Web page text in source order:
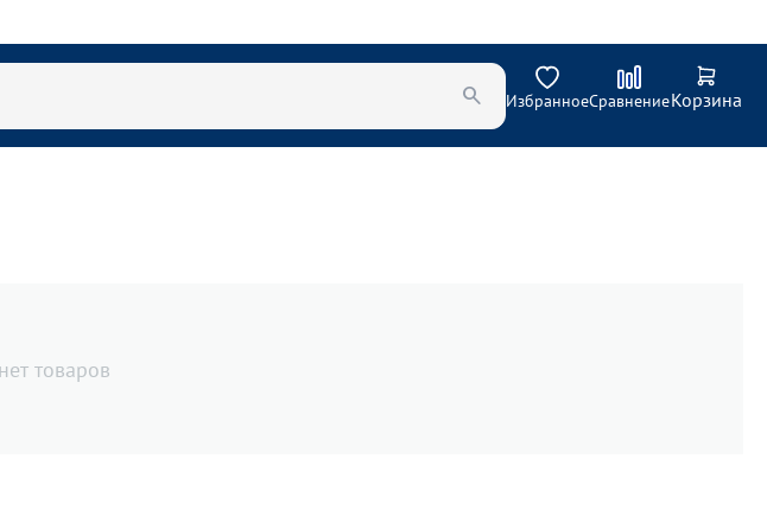
ИзбранноеСравнениеКорзина
товаров